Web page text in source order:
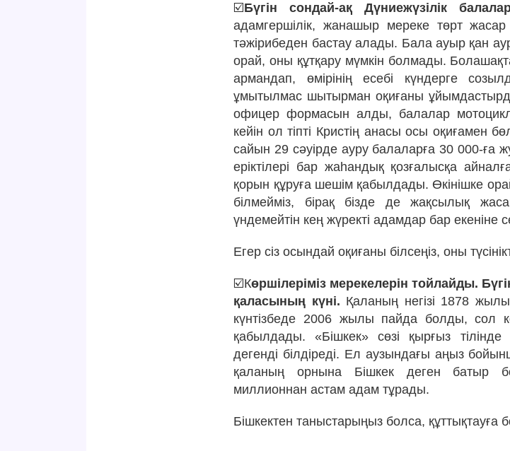
☑️Бүгін сондай-ақ Дүниежүзілік
адамгершілік, жанашыр мереке төрт
тәжірибеден бастау алады. Бала ауыр қан
орай, оны құтқару мүмкін болмады.
армандап, өмірінің есебі күндерге
ұмытылмас шытырман оқиғаны
офицер формасын алды, балалар
кейін ол тіпті Кристің анасы осы оқиғамен
сайын 29 сәуірде ауру балаларға 30 000-ға
еріктілері бар жаһандық қозғалысқа
қорын құруға шешім қабылдады. Өкінішке
білмейміз, бірақ бізде де жақсылық
үндемейтін кең жүректі адамдар бар екеніне
Егер сіз осындай оқиғаны білсеңіз, оны
☑️Көршілеріміз мерекелерін тойлайды.
қаласының күні. Қаланың негізі 1878
күнтізбеде 2006 жылы пайда болды, сол
қабылдады. «Бішкек» сөзі қырғыз
дегенді білдіреді. Ел аузындағы аңыз
қаланың орнына Бішкек деген батыр
миллионнан астам адам тұрады.
Бішкектен таныстарыңыз болса, құттықтауға